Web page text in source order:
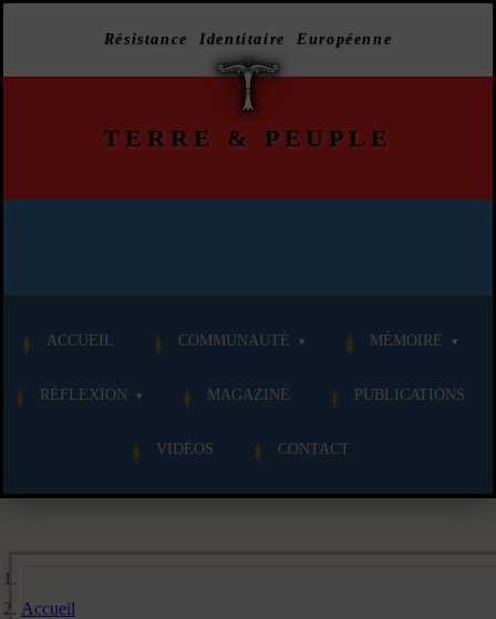
Résistance Identitaire Européenne
TERRE & PEUPLE
ACCUEIL COMMUNAUTÉ MÉMOIRE
RÉFLEXION MAGAZINE PUBLICATIONS
VIDÉOS CONTACT
Accueil